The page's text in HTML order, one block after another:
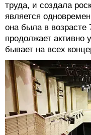
труда, и создала
является
она была в возрасте
продолжает активно
бывает на всех